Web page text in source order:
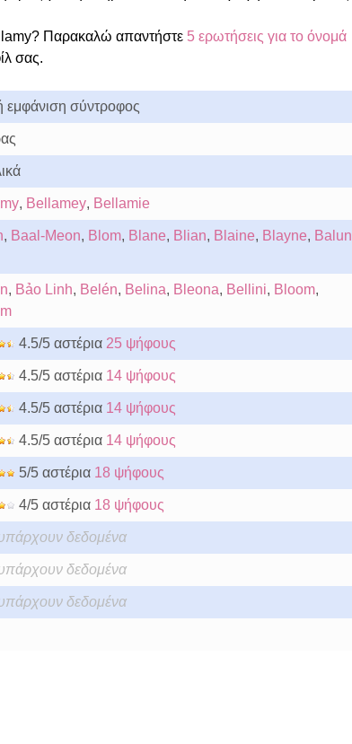
Παρακαλώ απαντήστε5 ερωτήσεις για το όνομά
σας.
εμφάνιση σύντροφος
, Bellamey, Bellamie
, Baal-Meon, Blom, Blane, Blian, Blaine, Blayne, Balun
, Bảo Linh, Belén, Belina, Bleona, Bellini, Bloom,
4.5/5 αστέρια 25 ψήφους
4.5/5 αστέρια 14 ψήφους
4.5/5 αστέρια 14 ψήφους
4.5/5 αστέρια 14 ψήφους
5/5 αστέρια 18 ψήφους
4/5 αστέρια 18 ψήφους
δεδομένα
δεδομένα
δεδομένα